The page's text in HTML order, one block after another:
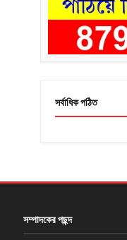
সর্বাধিক পঠিত
সম্পাদকের পছন্দ